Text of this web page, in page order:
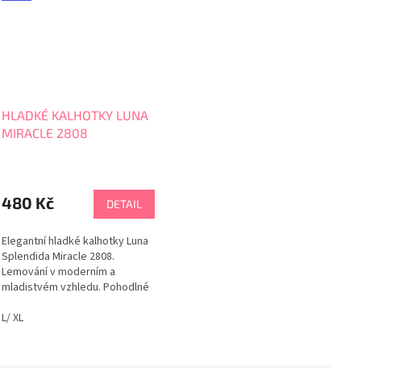
HLADKÉ KALHOTKY LUNA
MIRACLE 2808
480 Kč DETAIL
Elegantní hladké kalhotky Luna
Splendida Miracle 2808.
Lemování v moderním a
mladistvém vzhledu. Pohodlné
mikrovlákna. Mikrovlákno je
L/ XL